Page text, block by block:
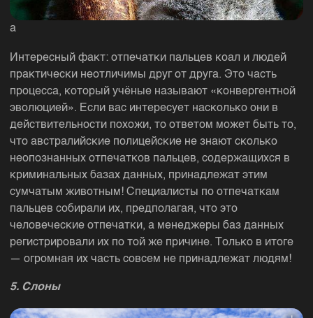
a
Интересный факт: отпечатки пальцев коал и людей
практически неотличимы друг от друга. Это часть
процесса, который учёные называют «конвергентной
эволюцией». Если вас интересует насколько они в
действительности похожи, то ответом может быть то,
что австралийские полицейские не знают сколько
неопознанных отпечатков пальцев, содержащихся в
криминальных базах данных, принадлежат этим
сумчатым животным! Специалисты по отпечаткам
пальцев собирали их, предполагая, что это
человеческие отпечатки, а менеджеры баз данных
регистрировали их по той же причине. Только в итоге
— огромная их часть совсем не принадлежат людям!
5. Слоны